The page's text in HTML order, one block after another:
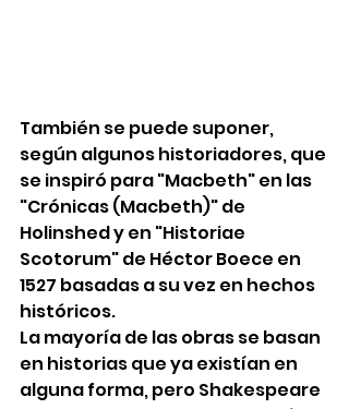
También se puede suponer,
según algunos historiadores, que
se inspiró para "Macbeth" en las
"Crónicas (Macbeth)" de
Holinshed y en "Historiae
Scotorum" de Héctor Boece en
1527 basadas a su vez en hechos
históricos.
La mayoría de las obras se basan
en historias que ya existían en
alguna forma, pero Shakespeare